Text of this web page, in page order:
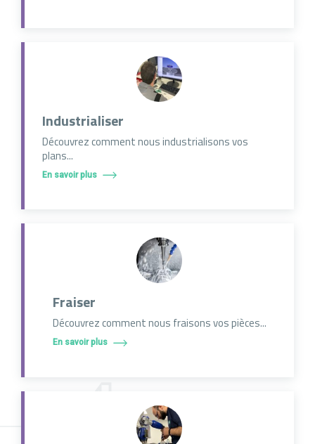
Industrialiser
Découvrez comment nous industrialisons vos
plans...
En savoir plus
Fraiser
Découvrez comment nous fraisons vos pièces...
En savoir plus